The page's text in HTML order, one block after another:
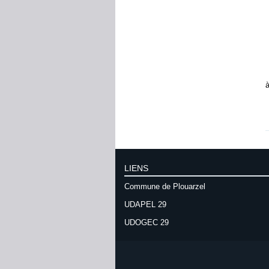
LIENS
Commune de Plouarzel
UDAPEL 29
UDOGEC 29